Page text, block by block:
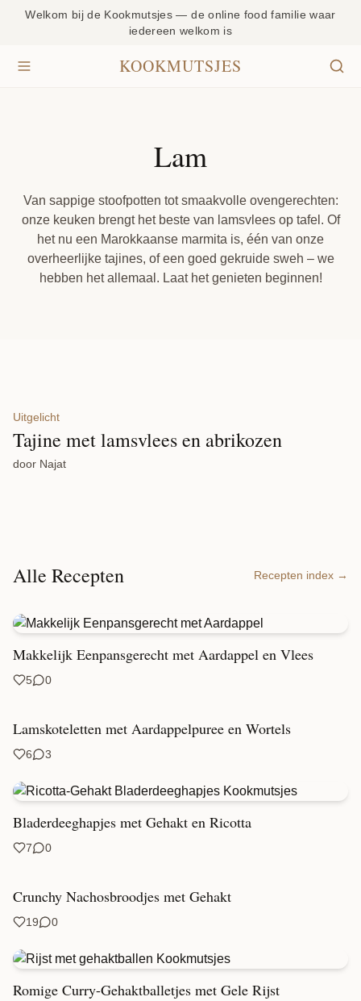
Welkom bij de Kookmutsjes — de online food familie waar
iedereen welkom is
KOOKMUTSJES
Lam
Van sappige stoofpotten tot smaakvolle ovengerechten:
onze keuken brengt het beste van lamsvlees op tafel. Of
het nu een Marokkaanse marmita is, één van onze
overheerlijke tajines, of een goed gekruide sweh – we
hebben het allemaal. Laat het genieten beginnen!
Uitgelicht
Tajine met lamsvlees en abrikozen
door Najat
Alle Recepten Recepten index →
Makkelijk Eenpansgerecht met Aardappel en Vlees
5 0
Lamskoteletten met Aardappelpuree en Wortels
6 3
Bladerdeeghapjes met Gehakt en Ricotta
7 0
Crunchy Nachosbroodjes met Gehakt
19 0
Romige Curry-Gehaktballetjes met Gele Rijst